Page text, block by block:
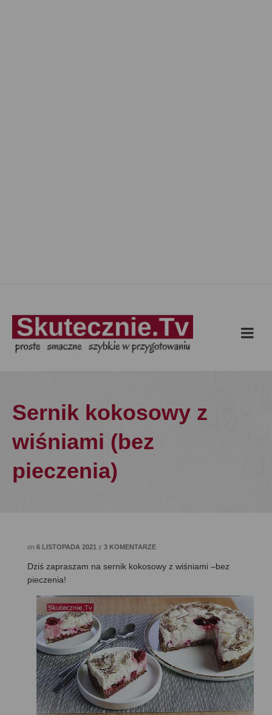
Sernik kokosowy z
wiśniami (bez
pieczenia)
on 6 LISTOPADA 2021 z 3 KOMENTARZE
Dziś zapraszam na sernik kokosowy z wiśniami –bez
pieczenia!